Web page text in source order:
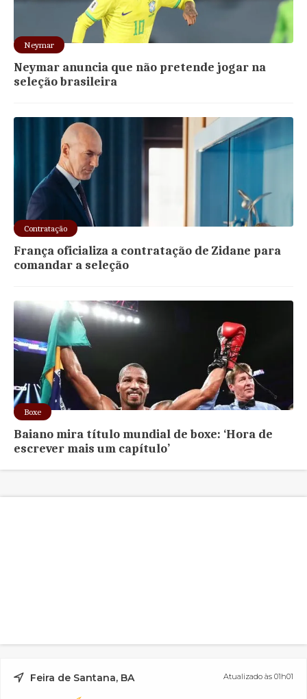
Neymar
Neymar anuncia que não pretende jogar na
seleção brasileira
Contratação
França oficializa a contratação de Zidane para
comandar a seleção
Boxe
Baiano mira título mundial de boxe: ‘Hora de
escrever mais um capítulo’
Feira de Santana, BA Atualizado às 01h01